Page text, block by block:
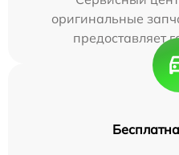
оригинальные
предоставляет